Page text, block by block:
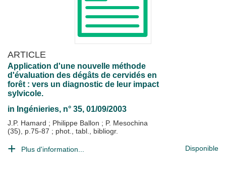
ARTICLE
Application d'une nouvelle méthode
d'évaluation des dégâts de cervidés en
forêt : vers un diagnostic de leur impact
sylvicole.
in Ingénieries, n° 35, 01/09/2003
J.P. Hamard ; Philippe Ballon ; P. Mesochina
(35), p.75-87 ; phot., tabl., bibliogr.
Plus d'information... Disponible